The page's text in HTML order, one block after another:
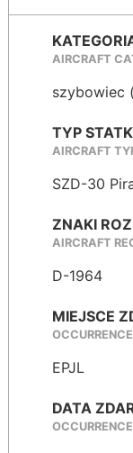
AIRCRAFT
szybowiec
TYP
AIRCRAFT
SZD-30
ZNAKI
AIRCRAFT
D-1964
MIEJSCE
EPJL
DATA